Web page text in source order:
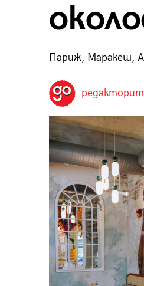
Париж, Маракеш,